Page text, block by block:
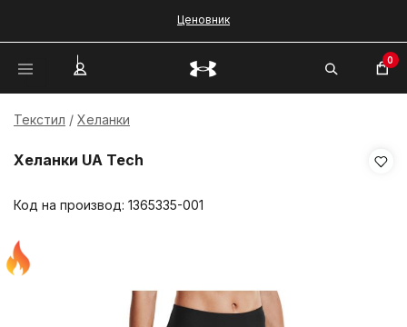
Ценовник
0
Текстил Хеланки
Хеланки UA Tech
Код на производ: 1365335-001